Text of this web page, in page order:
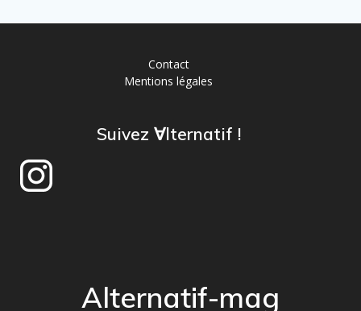
Contact
Mentions légales
Suivez ∀lternatif !
Alternatif-mag